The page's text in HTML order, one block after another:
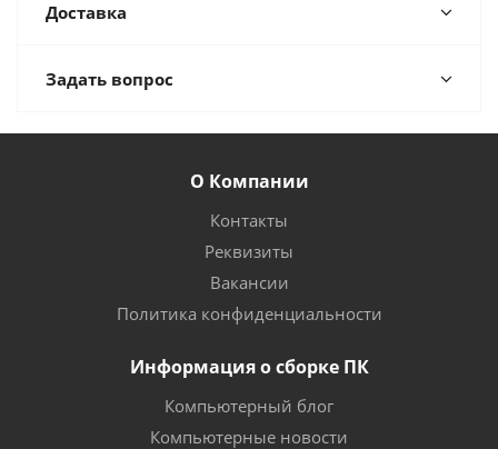
Доставка
Задать вопрос
О Компании
Контакты
Реквизиты
Вакансии
Политика конфиденциальности
Информация о сборке ПК
Компьютерный блог
Компьютерные новости